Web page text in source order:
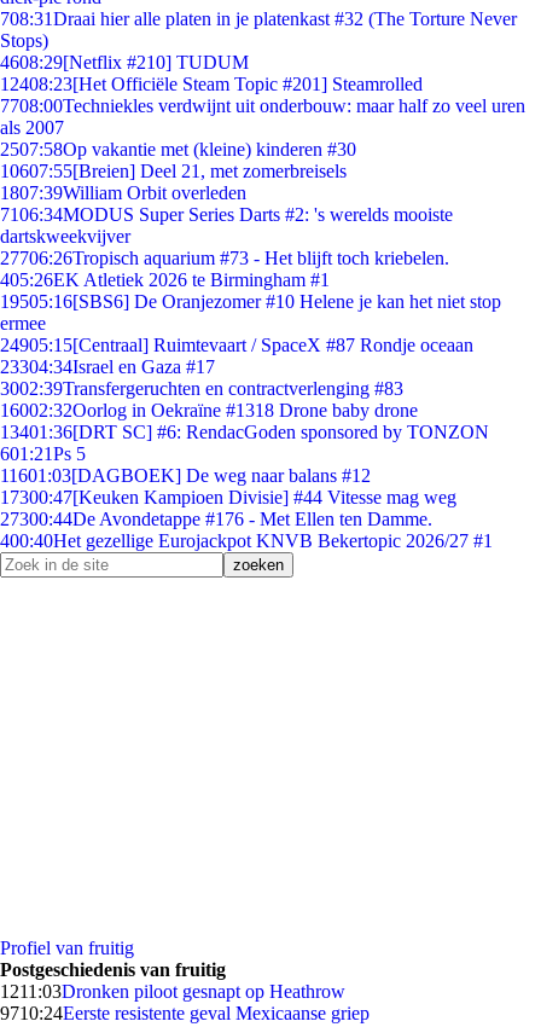
708:31Draai hier alle platen in je platenkast #32 (The Torture Never
Stops)
4608:29[Netflix #210] TUDUM
12408:23[Het Officiële Steam Topic #201] Steamrolled
7708:00Techniekles verdwijnt uit onderbouw: maar half zo veel uren
als 2007
2507:58Op vakantie met (kleine) kinderen #30
10607:55[Breien] Deel 21, met zomerbreisels
1807:39William Orbit overleden
7106:34MODUS Super Series Darts #2: 's werelds mooiste
dartskweekvijver
27706:26Tropisch aquarium #73 - Het blijft toch kriebelen.
405:26EK Atletiek 2026 te Birmingham #1
19505:16[SBS6] De Oranjezomer #10 Helene je kan het niet stop
ermee
24905:15[Centraal] Ruimtevaart / SpaceX #87 Rondje oceaan
23304:34Israel en Gaza #17
3002:39Transfergeruchten en contractverlenging #83
16002:32Oorlog in Oekraïne #1318 Drone baby drone
13401:36[DRT SC] #6: RendacGoden sponsored by TONZON
601:21Ps 5
11601:03[DAGBOEK] De weg naar balans #12
17300:47[Keuken Kampioen Divisie] #44 Vitesse mag weg
27300:44De Avondetappe #176 - Met Ellen ten Damme.
400:40Het gezellige Eurojackpot KNVB Bekertopic 2026/27 #1
Profiel van fruitig
Postgeschiedenis van fruitig
1211:03Dronken piloot gesnapt op Heathrow
9710:24Eerste resistente geval Mexicaanse griep